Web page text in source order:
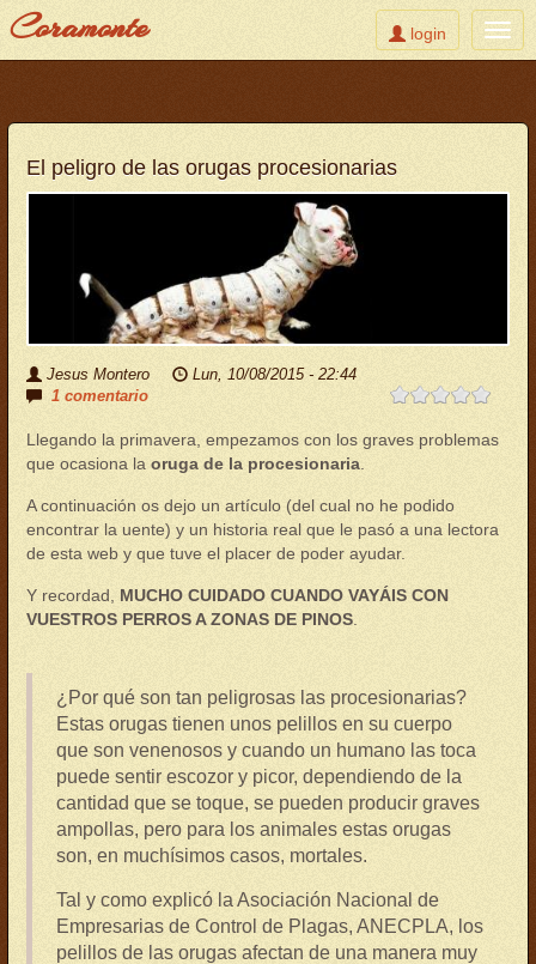
contenido
Coramonte
Toggle
user
login
El peligro de las orugas procesionarias
Jesus Montero
Lun, 10/08/2015 - 22:44
1 comentario
Llegando la primavera, empezamos con los graves problemas
que ocasiona la oruga de la procesionaria
A continuación os dejo un artículo (del cual no he podido
encontrar la uente) y un historia real que le pasó a una lectora
de esta web y que tuve el placer de poder ayudar.
Y recordad, MUCHO CUIDADO CUANDO VAYÁIS CON
VUESTROS PERROS A ZONAS DE PINOS
¿Por qué son tan peligrosas las procesionarias?
Estas orugas tienen unos pelillos en su cuerpo
que son venenosos y cuando un humano las toca
puede sentir escozor y picor, dependiendo de la
cantidad que se toque, se pueden producir graves
ampollas, pero para los animales estas orugas
son, en muchísimos casos, mortales.
Tal y como explicó la Asociación Nacional de
Empresarias de Control de Plagas, ANECPLA, los
pelillos de las orugas afectan de una manera muy